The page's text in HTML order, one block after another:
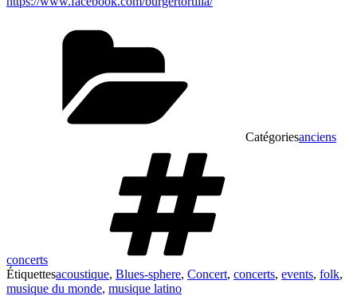
Catégoriesanciens
concerts
Étiquettesacoustique, Blues-sphere, Concert, concerts, events, folk,
musique du monde, musique latino